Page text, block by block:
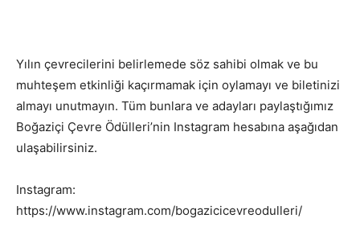
Yılın çevrecilerini belirlemede söz sahibi olmak ve bu
muhteşem etkinliği kaçırmamak için oylamayı ve biletinizi
almayı unutmayın. Tüm bunlara ve adayları paylaştığımız
Boğaziçi Çevre Ödülleri’nin Instagram hesabına aşağıdan
ulaşabilirsiniz.
Instagram:
https://www.instagram.com/bogazicicevreodulleri/